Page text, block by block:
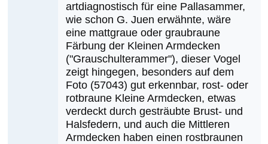
Erstnachweise
artdiagnostisch für eine Pallasammer,
wie schon G. Juen erwähnte, wäre
eine mattgraue oder graubraune
Färbung der Kleinen Armdecken
("Grauschulterammer"), dieser Vogel
zeigt hingegen, besonders auf dem
Foto (57043) gut erkennbar, rost- oder
rotbraune Kleine Armdecken, etwas
verdeckt durch gesträubte Brust- und
Halsfedern, und auch die Mittleren
Armdecken haben einen rostbraunen